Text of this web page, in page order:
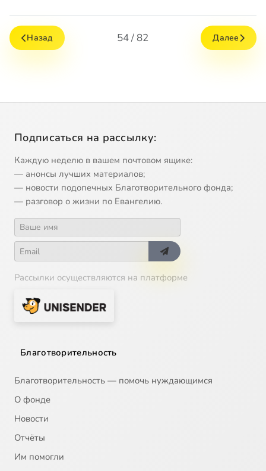
Назад 54 / 82 Далее
Подписаться на рассылку:
Каждую неделю в вашем почтовом ящике:
— анонсы лучших материалов;
— новости подопечных Благотворительного фонда;
— разговор о жизни по Евангелию.
Рассылки осуществляются на платформе
Благотворительность
Благотворительность — помочь нуждающимся
О фонде
Новости
Отчёты
Им помогли